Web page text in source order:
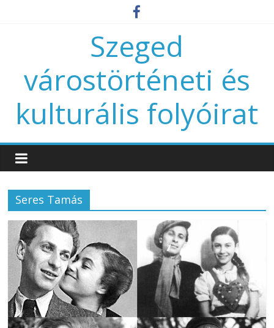
Szeged
várostörténeti és
kulturális folyóirat
Seres Tamás